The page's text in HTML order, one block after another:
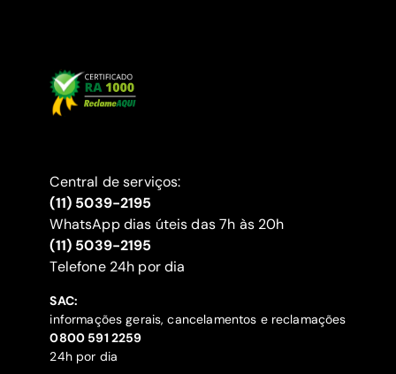
Central de serviços:
(11) 5039-2195
WhatsApp dias úteis das 7h às 20h
(11) 5039-2195
‍Telefone 24h por dia
SAC:
informações gerais, cancelamentos e reclamações
‍0800 591 2259
24h por dia